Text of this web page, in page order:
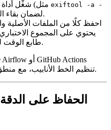
exiftool -a -
) لضمان بقاء الحقول الحيوية.
احفظ كلًا من الملفات الأصلية
طابع الوقت للتحويل، وإصدار الأداة.
Airflow
GitHub Actions
تنظيم الخط الأنابيب، مع منطق إعادة المحاولة والتحكم بالتوازي.
الحفاظ على